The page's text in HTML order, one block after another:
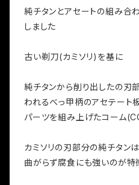
純チタンとアセートの組み合
しました
古い剃刀(カミソリ)を基に
純チタンから削り出したの刃
われるべっ甲柄のアセテート
パーツを組み上げたコーム
カミソリの刃部分の純チタン
曲がらず腐食にも強いのが特